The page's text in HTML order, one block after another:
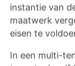
instantie van
maatwerk
eisen te
In een multi-